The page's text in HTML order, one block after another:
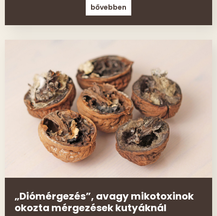
bővebben
„Diómérgezés”, avagy mikotoxinok
okozta mérgezések kutyáknál